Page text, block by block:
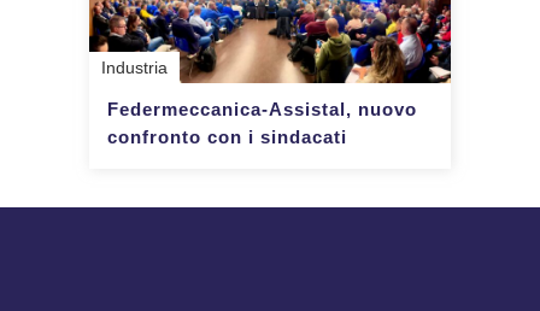
Industria
Federmeccanica-Assistal, nuovo
confronto con i sindacati